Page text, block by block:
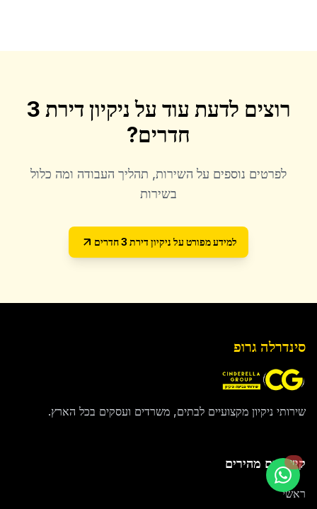
רוצים לדעת עוד על
ניקיון דירת 3
חדרים?
לפרטים נוספים על השירות, תהליך העבודה ומה כלול
בשירות
למידע מפורט על ניקיון דירת 3 חדרים
סינדרלה גרופ
שירותי ניקיון מקצועיים לבתים, משרדים ועסקים בכל הארץ.
קישורים מהירים
ראשי
חי